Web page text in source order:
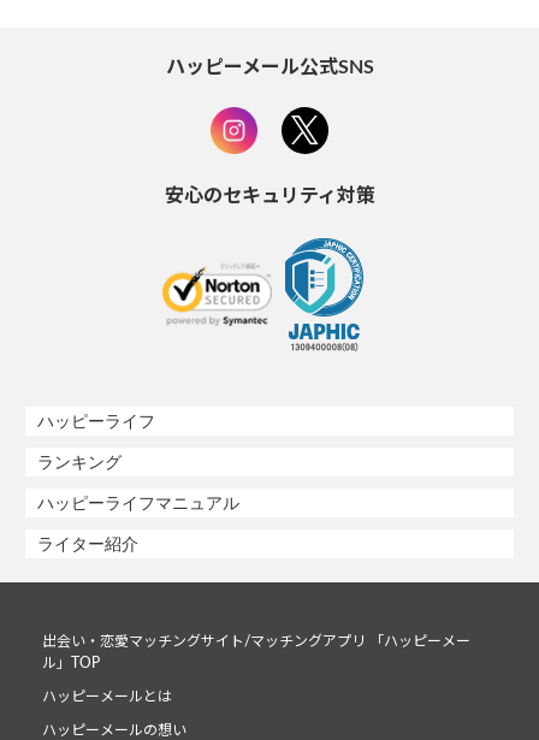
ハッピーメール公式SNS
安心のセキュリティ対策
ハッピーライフ
ランキング
ハッピーライフマニュアル
ライター紹介
出会い・恋愛マッチングサイト/マッチングアプリ 「ハッピーメー
ル」TOP
ハッピーメールとは
ハッピーメールの想い